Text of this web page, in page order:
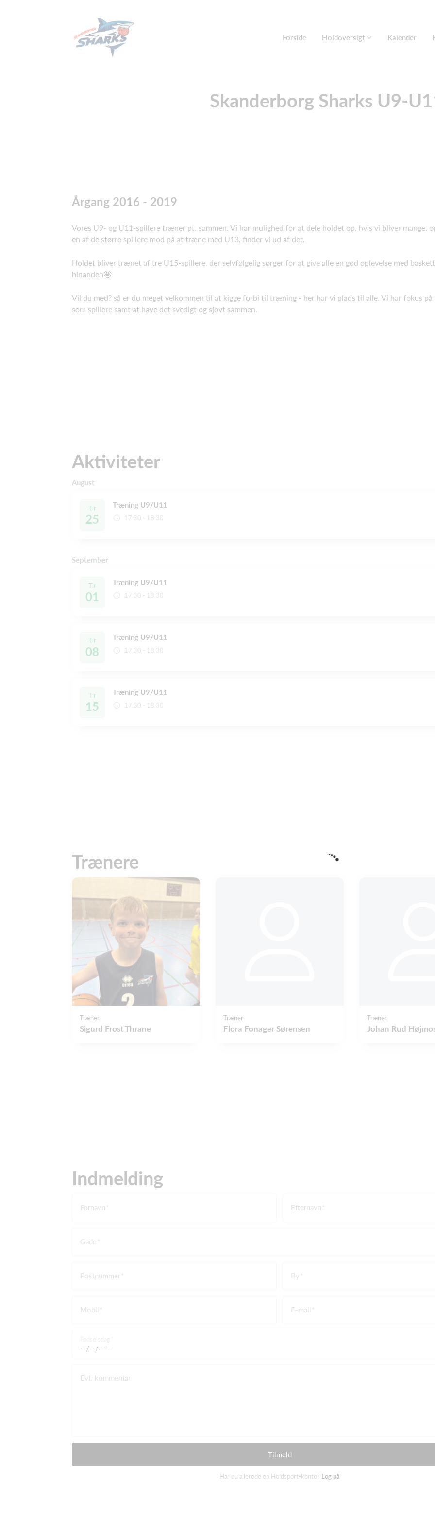
Forside Holdoversigt Kalender
Skanderborg Sharks U9-
Årgang 2016 - 2019
Vores U9- og U11-spillere træner pt. sammen. Vi har mulighed for at dele holdet op, hvis vi bliver mange,
en af de større spillere mod på at træne med U13, finder vi ud af det.
Holdet bliver trænet af tre U15-spillere, der selvfølgelig sørger for at give alle en god oplevelse med
hinanden🤩
Vil du med? så er du meget velkommen til at kigge forbi til træning - her har vi plads til alle. Vi har fokus på
som spillere samt at have det svedigt og sjovt sammen.
Aktiviteter
August
Tir
25
Træning U9/U11
17:30 - 18:30
September
Tir
01
Træning U9/U11
17:30 - 18:30
Tir
08
Træning U9/U11
17:30 - 18:30
Tir
15
Træning U9/U11
17:30 - 18:30
Trænere
Træner
Sigurd Frost Thrane
Træner
Flora Fonager Sørensen
Træner
Johan Rud
Indmelding
Fornavn Efternavn
Gade
Postnummer By
Mobil E-mail
Evt. kommentar
Tilmeld
Har du allerede en Holdsport-konto? Log på